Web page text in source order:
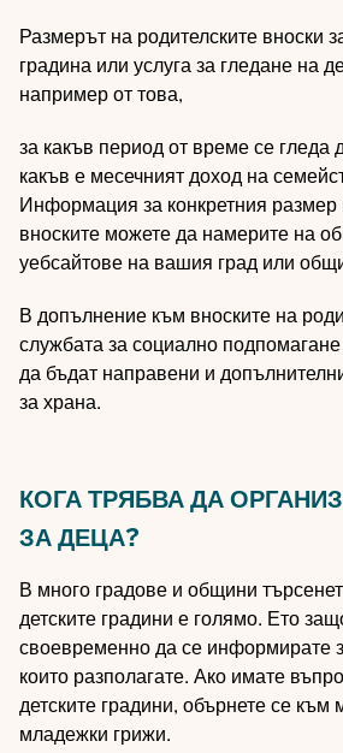
Размерът на родителските вноски
градина или услуга за гледане на
например от това,
за какъв период от време се гледа
какъв е месечният доход на
Информация за конкретния размер
вноските можете да намерите на
уебсайтове на вашия град или
В допълнение към вноските на
службата за социално
да бъдат направени и
за храна.
КОГА ТРЯБВА ДА
ЗА ДЕЦА?
В много градове и общини
детските градини е голямо. Ето
своевременно да се информирате
които разполагате. Ако имате
детските градини, обърнете се към
младежки грижи.